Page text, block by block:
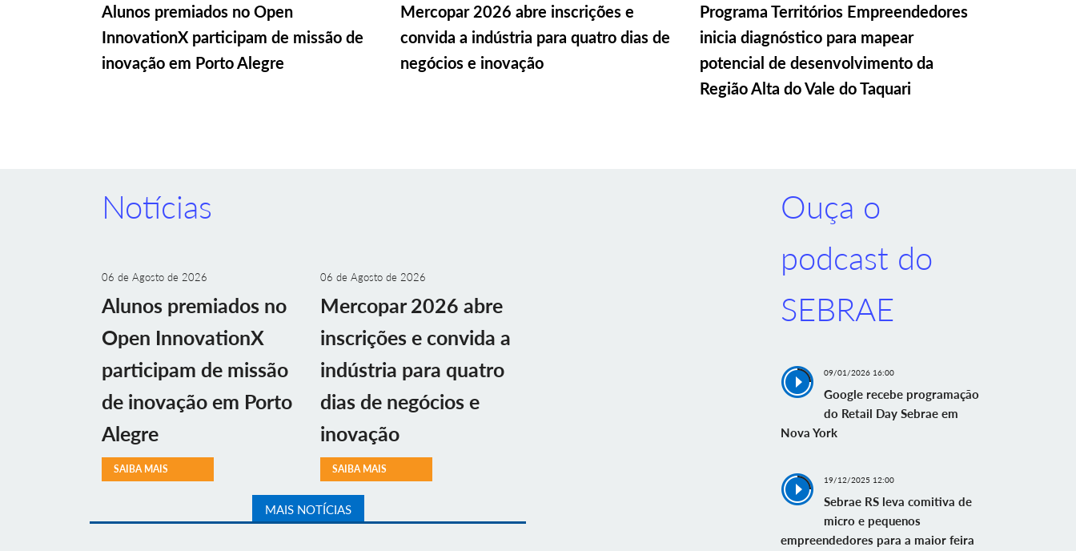
Alunos premiados no Open
InnovationX participam de missão de
inovação em Porto Alegre
Mercopar 2026 abre inscrições e
convida a indústria para quatro dias de
negócios e inovação
Programa Territórios Empreendedores
inicia diagnóstico para mapear
potencial de desenvolvimento da
Região Alta do Vale do Taquari
Notícias
06 de Agosto de 2026
Alunos premiados no
Open InnovationX
participam de missão
de inovação em Porto
Alegre
SAIBA MAIS
06 de Agosto de 2026
Mercopar 2026 abre
inscrições e convida a
indústria para quatro
dias de negócios e
inovação
SAIBA MAIS
MAIS NOTÍCIAS
Ouça o
podcast do
SEBRAE
09/01/2026 16:00
Google recebe programação
do Retail Day Sebrae em
Nova York
19/12/2025 12:00
Sebrae RS leva comitiva de
micro e pequenos
empreendedores para a maior feira